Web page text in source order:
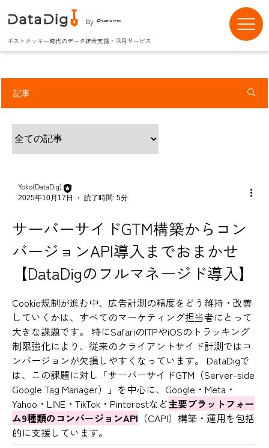
by
ポストクッキー時代のデータ統合支援・活用サービス
記事
Yoko(DataDig)
2025年10月17日 読了時間: 5分
サーバーサイドGTM構築からコン
バージョンAPI導入までおまかせ
【DataDigのフルマネージド導入】
Cookie規制が進む中、広告計測の精度をどう維持・改善
していくかは、すべてのマーケティング担当者にとって
大きな課題です。 特にSafariのITPやiOSのトラッキング
制限強化により、従来のクライアントサイド計測ではコ
ンバージョンが欠損しやすくなっています。 DataDigで
は、この課題に対し「サーバーサイドGTM（Server-side
Google Tag Manager）」を中心に、Google・Meta・
Yahoo・LINE・TikTok・Pinterestなど主要プラットフォー
ム9種類のコンバージョンAPI （CAPI）構築・運用を包括
的に支援しています。